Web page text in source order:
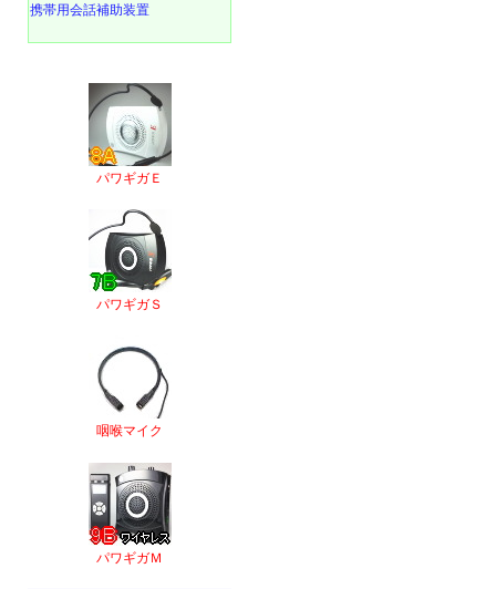
携帯用会話補助装置
パワギガＥ
パワギガＳ
咽喉マイク
パワギガＭ